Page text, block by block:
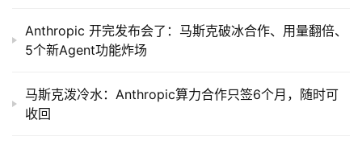
Anthropic 开完发布会了：马斯克破冰合作、用量翻倍、
5个新Agent功能炸场
马斯克泼冷水：Anthropic算力合作只签6个月，随时可
收回